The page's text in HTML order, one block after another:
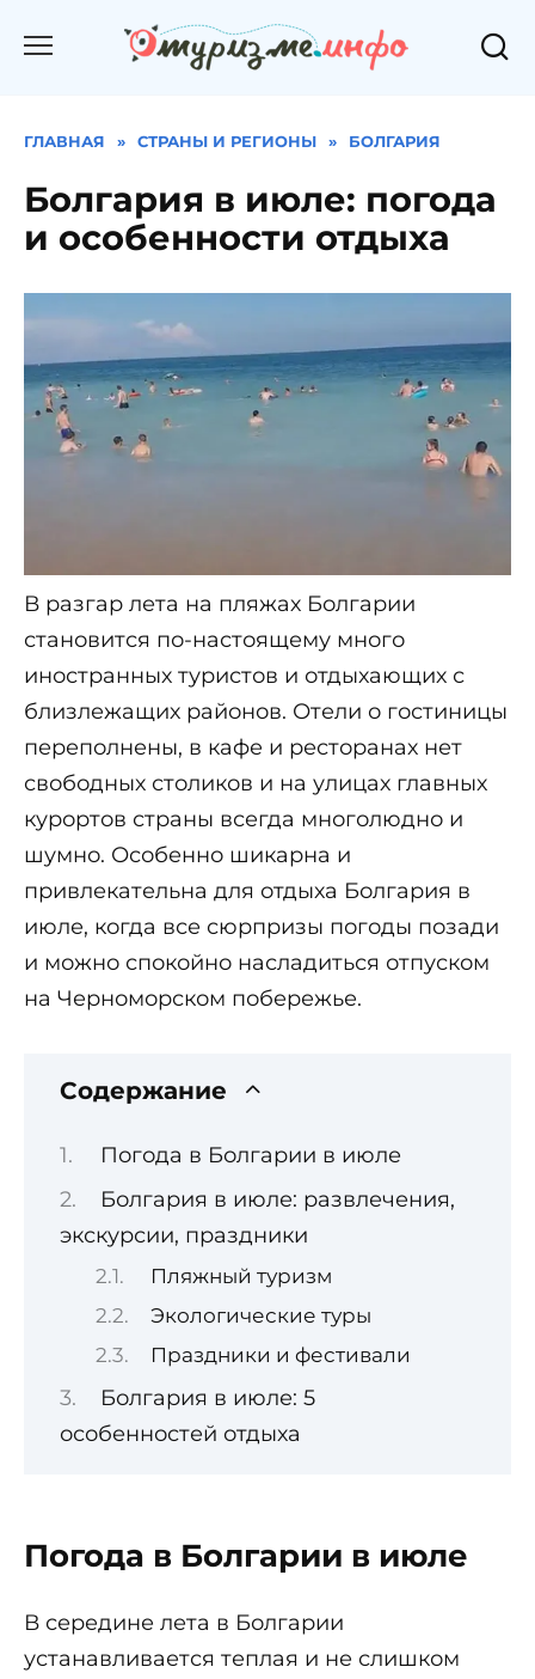
ГЛАВНАЯ » СТРАНЫ И РЕГИОНЫ » БОЛГАРИЯ
Болгария в июле: погода
и особенности отдыха
В разгар лета на пляжах Болгарии
становится по-настоящему много
иностранных туристов и отдыхающих с
близлежащих районов. Отели о гостиницы
переполнены, в кафе и ресторанах нет
свободных столиков и на улицах главных
курортов страны всегда многолюдно и
шумно. Особенно шикарна и
привлекательна для отдыха Болгария в
июле, когда все сюрпризы погоды позади
и можно спокойно насладиться отпуском
на Черноморском побережье.
Содержание
Погода в Болгарии в июле
Болгария в июле: развлечения,
экскурсии, праздники
Пляжный туризм
Экологические туры
Праздники и фестивали
Болгария в июле: 5
особенностей отдыха
Погода в Болгарии в июле
В середине лета в Болгарии
устанавливается теплая и не слишком